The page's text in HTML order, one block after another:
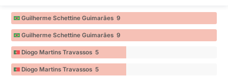
Guilherme Schettine Guimarães 9
Guilherme Schettine Guimarães 9
Diogo Martins Travassos 5
Diogo Martins Travassos 5